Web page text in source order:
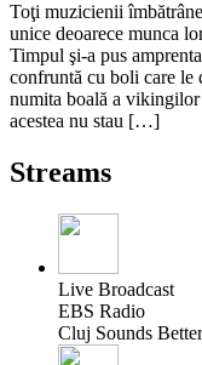
Toţi muzicienii
unice deoarece munca
Timpul şi-a pus
confruntă cu boli care le
numita boală a
acestea nu stau […]
Streams
Live Broadcast
EBS Radio
Cluj Sounds Better